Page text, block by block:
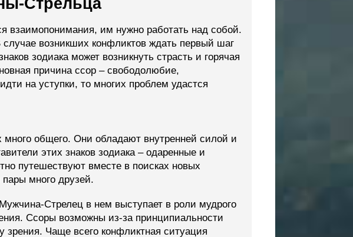
им нужно работать над собой.
возникших конфликтов ждать первый шаг
зодиака может возникнуть страсть и горячая
причина ссор – свободолюбие,
на уступки, то многих проблем удастся
общего. Они обладают внутренней силой и
этих знаков зодиака – одаренные и
путешествуют вместе в поисках новых
много друзей.
Стрелец в нем выступает в роли мудрого
Ссоры возможны из-за принципиальности
зрения. Чаще всего конфликтная ситуация